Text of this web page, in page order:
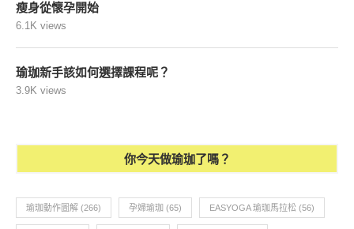
瘦身從懷孕開始
6.1K views
瑜珈新手該如何選擇課程呢？
3.9K views
你今天做瑜珈了嗎？
瑜珈動作圖解 (266) 孕婦瑜珈 (65) EASYOGA 瑜珈馬拉松 (56)